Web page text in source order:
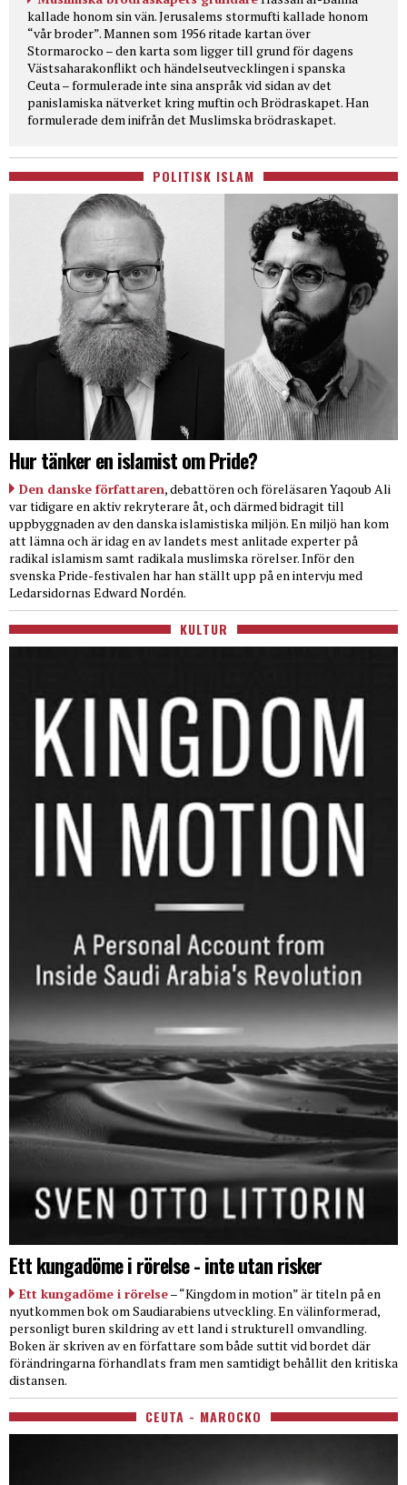
kallade honom sin vän. Jerusalems stormufti kallade honom
“vår broder”. Mannen som 1956 ritade kartan över
Stormarocko – den karta som ligger till grund för dagens
Västsaharakonflikt och händelseutvecklingen i spanska
Ceuta – formulerade inte sina anspråk vid sidan av det
panislamiska nätverket kring muftin och Brödraskapet. Han
formulerade dem inifrån det Muslimska brödraskapet.
POLITISK ISLAM
Hur tänker en islamist om Pride?
Den danske författaren, debattören och föreläsaren Yaqoub Ali
var tidigare en aktiv rekryterare åt, och därmed bidragit till
uppbyggnaden av den danska islamistiska miljön. En miljö han kom
att lämna och är idag en av landets mest anlitade experter på
radikal islamism samt radikala muslimska rörelser. Inför den
svenska Pride-festivalen har han ställt upp på en intervju med
Ledarsidornas Edward Nordén.
KULTUR
Ett kungadöme i rörelse - inte utan risker
Ett kungadöme i rörelse– “Kingdom in motion” är titeln på en
nyutkommen bok om Saudiarabiens utveckling. En välinformerad,
personligt buren skildring av ett land i strukturell omvandling.
Boken är skriven av en författare som både suttit vid bordet där
förändringarna förhandlats fram men samtidigt behållit den kritiska
distansen.
CEUTA - MAROCKO